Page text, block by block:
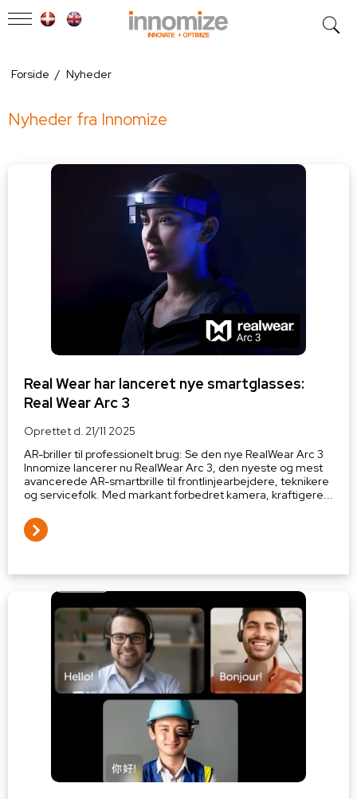
Forside / Nyheder
Nyheder fra Innomize
Real Wear har lanceret nye smartglasses:
Real Wear Arc 3
Oprettet d. 21/11 2025
AR-briller til professionelt brug: Se den nye RealWear Arc 3
Innomize lancerer nu RealWear Arc 3, den nyeste og mest
avancerede AR-smartbrille til frontlinjearbejdere, teknikere
og servicefolk. Med markant forbedret kamera, kraftigere...